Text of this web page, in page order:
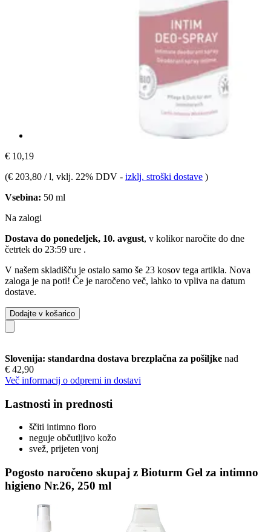
€ 10,19
(€ 203,80 / l, vklj. 22% DDV - izklj. stroški dostave )
Vsebina: 50 ml
Na zalogi
Dostava do ponedeljek, 10. avgust, v kolikor naročite do dne
četrtek do 23:59 ure .
V našem skladišču je ostalo samo še 23 kosov tega artikla. Nova
zaloga je na poti! Če je naročeno več, lahko to vpliva na datum
dostave.
Dodajte v košarico
Slovenija: standardna dostava brezplačna za pošiljke nad
€ 42,90
Več informacij o odpremi in dostavi
Lastnosti in prednosti
ščiti intimno floro
neguje občutljivo kožo
svež, prijeten vonj
Pogosto naročeno skupaj z Bioturm Gel za intimno
higieno Nr.26, 250 ml